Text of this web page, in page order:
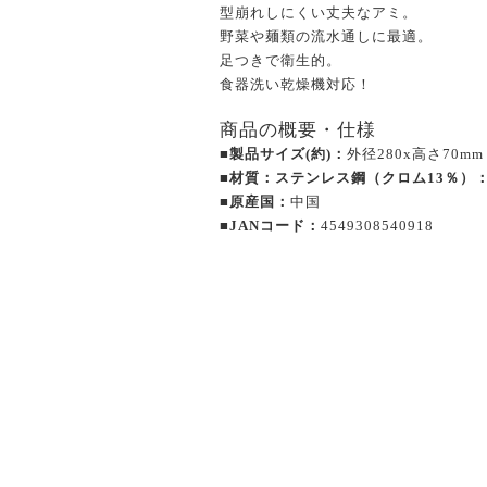
型崩れしにくい丈夫なアミ。
野菜や麺類の流水通しに最適。
足つきで衛生的。
食器洗い乾燥機対応！
商品の概要・仕様
■製品サイズ(約)： 外径280x高さ70mm
■材質：ステンレス鋼（クロム13％）
■原産国： 中国
■JANコード： 4549308540918